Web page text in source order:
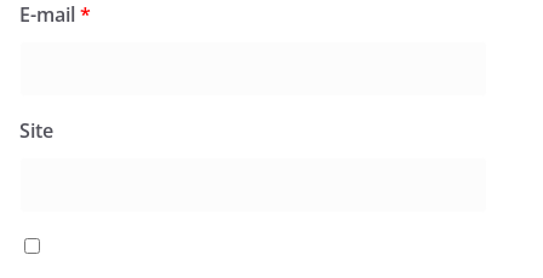
E-mail*
Site